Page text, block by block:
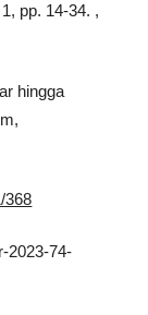
pp. 14-34. ,
hingga
368
2023-74-